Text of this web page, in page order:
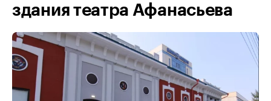
здания театра Афанасьева